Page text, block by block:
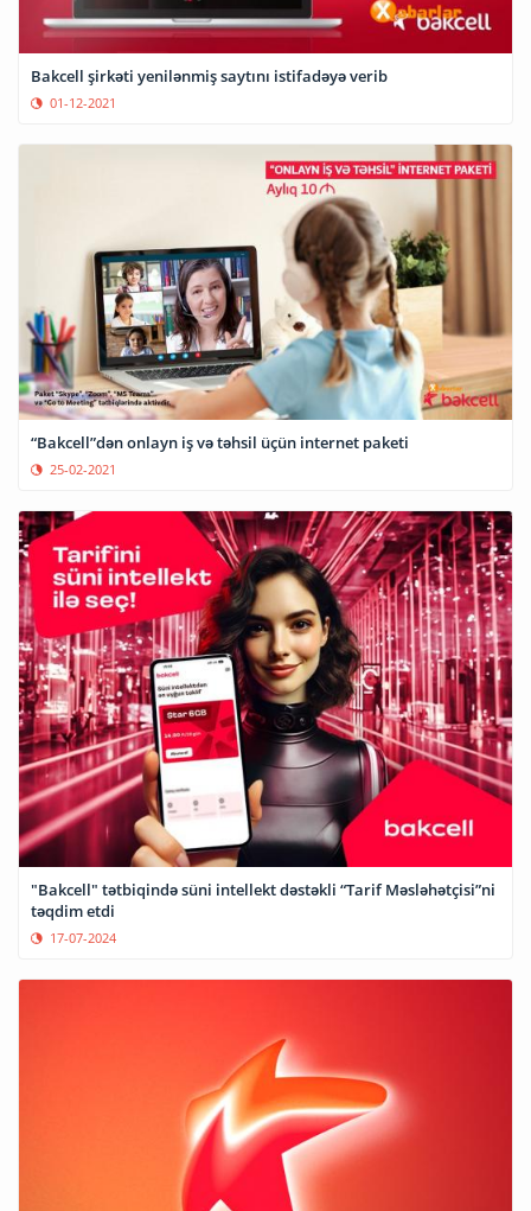
Bakcell şirkəti yenilənmiş saytını istifadəyə verib
01-12-2021
“Bakcell”dən onlayn iş və təhsil üçün internet paketi
25-02-2021
"Bakcell" tətbiqində süni intellekt dəstəkli “Tarif Məsləhətçisi”ni
təqdim etdi
17-07-2024